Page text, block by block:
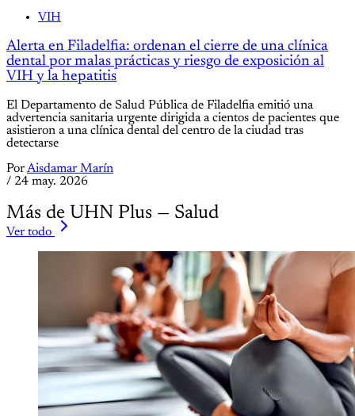
VIH
Alerta en Filadelfia: ordenan el cierre de una clínica
dental por malas prácticas y riesgo de exposición al
VIH y la hepatitis
El Departamento de Salud Pública de Filadelfia emitió una
advertencia sanitaria urgente dirigida a cientos de pacientes que
asistieron a una clínica dental del centro de la ciudad tras
detectarse
PorAisdamar Marín
/ 24 may. 2026
Más de UHN Plus — Salud
Ver todo